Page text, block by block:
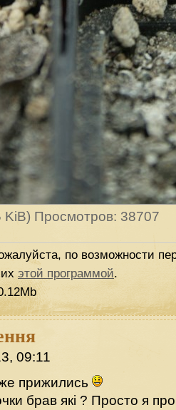
KiB) Просмотров: 38707
по возможности
этой программой.
09:11
прижились
брав які ? Просто я